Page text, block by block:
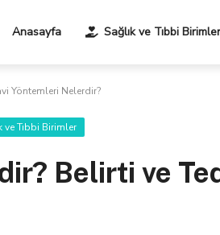
Anasayfa Sağlık ve Tıbbi Birimler
Yöntemleri Nelerdir?
ve Tıbbi Birimler
Belirti ve